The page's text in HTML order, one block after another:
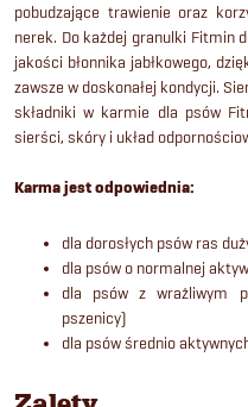
pobudzające trawienie oraz
nerek. Do każdej granulki Fitmin
jakości błonnika jabłkowego,
zawsze w doskonałej kondycji.
składniki w karmie dla psów
sierści, skóry i układ
Karma jest odpowiednia:
dla dorosłych psów ras
dla psów o normalnej
dla psów z wrażliwym
pszenicy)
dla psów średnio